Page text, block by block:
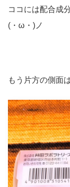
ココには配合成
(・ω・)ノ
もう片方の側面